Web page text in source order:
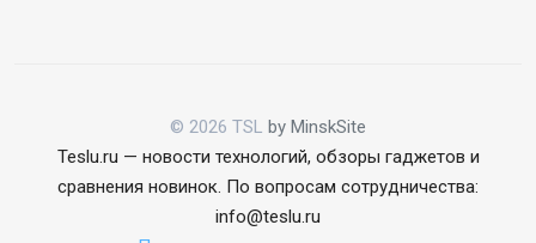
© 2026 TSL by MinskSite
Teslu.ru — новости технологий, обзоры гаджетов и
сравнения новинок. По вопросам сотрудничества:
info@teslu.ru